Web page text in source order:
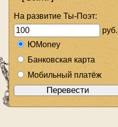
На развитие Ты-Поэт:
руб.
ЮMoney
Банковская карта
Мобильный платёж